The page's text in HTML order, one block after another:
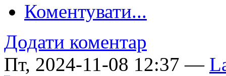
Коментувати...
Додати коментар
Пт, 2024-11-08 12:37 —